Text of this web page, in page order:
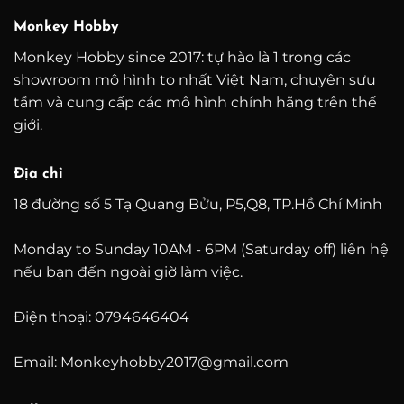
Monkey Hobby
Monkey Hobby since 2017: tự hào là 1 trong các
showroom mô hình to nhất Việt Nam, chuyên sưu
tầm và cung cấp các mô hình chính hãng trên thế
giới.
Địa chỉ
18 đường số 5 Tạ Quang Bửu, P5,Q8, TP.Hồ Chí Minh
Monday to Sunday 10AM - 6PM (Saturday off) liên hệ
nếu bạn đến ngoài giờ làm việc.
Điện thoại: 0794646404
Email: Monkeyhobby2017@gmail.com